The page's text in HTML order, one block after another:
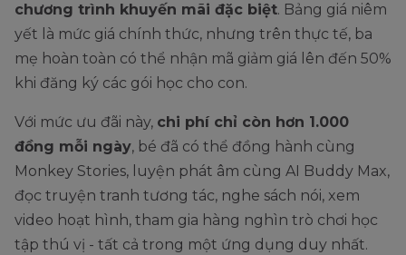
chương trình khuyến mãi đặc biệt. Bảng giá niêm
yết là mức giá chính thức, nhưng trên thực tế, ba
mẹ hoàn toàn có thể nhận mã giảm giá lên đến 50%
khi đăng ký các gói học cho con.
Với mức ưu đãi này, chi phí chỉ còn hơn 1.000
đồng mỗi ngày, bé đã có thể đồng hành cùng
Monkey Stories, luyện phát âm cùng AI Buddy Max,
đọc truyện tranh tương tác, nghe sách nói, xem
video hoạt hình, tham gia hàng nghìn trò chơi học
tập thú vị - tất cả trong một ứng dụng duy nhất.